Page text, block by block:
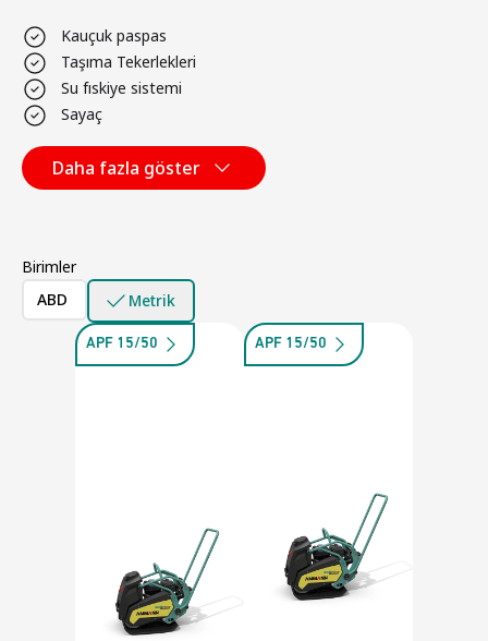
Kauçuk paspas
Taşıma Tekerlekleri
Su fıskiye sistemi
Sayaç
Daha fazla göster
Birimler
ABD
Metrik
APF 15/50 APF 15/50